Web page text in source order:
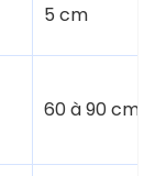
5 cm
60 à 90 cm